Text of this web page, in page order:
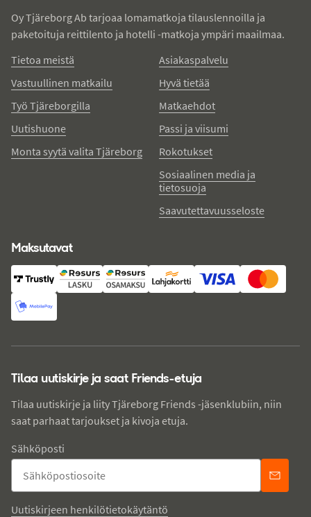
Oy Tjäreborg Ab tarjoaa lomamatkoja tilauslennoilla ja
paketoituja reittilento ja hotelli -matkoja ympäri maailmaa.
Tietoa meistä
Vastuullinen matkailu
Työ Tjäreborgilla
Uutishuone
Monta syytä valita Tjäreborg
Asiakaspalvelu
Hyvä tietää
Matkaehdot
Passi ja viisumi
Rokotukset
Sosiaalinen media ja
tietosuoja
Saavutettavuusseloste
Maksutavat
Tilaa uutiskirje ja saat Friends-etuja
Tilaa uutiskirje ja liity Tjäreborg Friends -jäsenklubiin, niin
saat parhaat tarjoukset ja kivoja etuja.
Sähköposti
Uutiskirjeen henkilötietokäytäntö